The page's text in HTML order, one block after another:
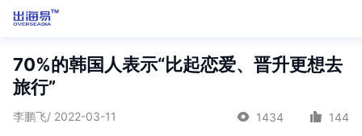
70%的韩国人表示“比起恋爱、晋升更想去
旅行”
李鹏飞/ 2022-03-11 1434 144